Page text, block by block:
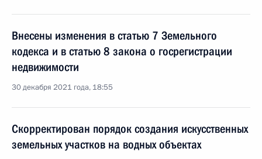
Внесены изменения в статью 7 Земельного
кодекса и в статью 8 закона о госрегистрации
недвижимости
30 декабря 2021 года, 18:55
Скорректирован порядок создания искусственных
земельных участков на водных объектах